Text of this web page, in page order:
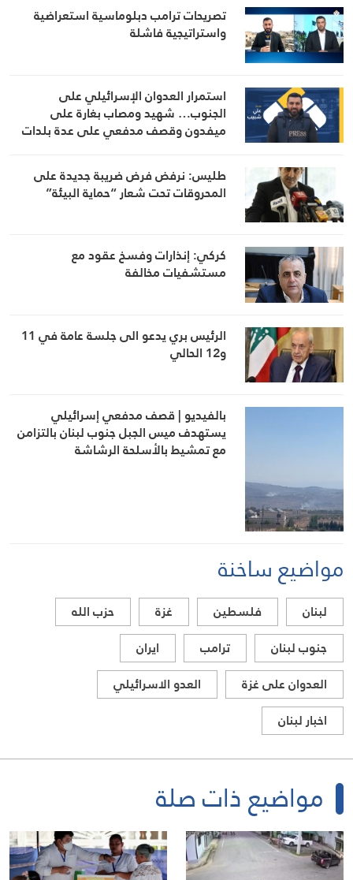
تصريحات ترامب دبلوماسية استعراضية
واستراتيجية فاشلة
استمرار العدوان الإسرائيلي على
الجنوب… شهيد ومصاب بغارة على
ميفدون وقصف مدفعي على عدة بلدات
طليس: نرفض فرض ضريبة جديدة على
المحروقات تحت شعار “حماية البيئة”
كركي: إنذارات وفسخ عقود مع
مستشفيات مخالفة
الرئيس بري يدعو الى جلسة عامة في 11
و12 الحالي
بالفيديو | قصف مدفعي إسرائيلي
يستهدف ميس الجبل جنوب لبنان بالتزامن
مع تمشيط بالأسلحة الرشاشة
مواضيع ساخنة
لبنان فلسطين غزة
حزب الله
جنوب لبنان
ترامب
ايران
العدوان على غزة
العدو الاسرائيلي
اخبار لبنان
مواضيع ذات صلة